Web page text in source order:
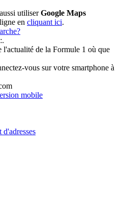
utiliserGoogle Maps
en cliquant ici.
l'actualité de la Formule 1 où que
vous sur votre smartphone à
mobile
d'adresses